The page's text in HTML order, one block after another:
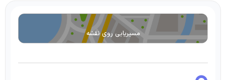
مسیریابی روی نقشه